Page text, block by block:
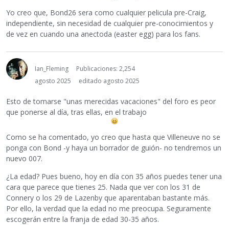
Yo creo que, Bond26 sera como cualquier pelicula pre-Craig,
independiente, sin necesidad de cualquier pre-conocimientos y
de vez en cuando una anectoda (easter egg) para los fans.
Ian_Fleming
Publicaciones: 2,254
agosto 2025
editado agosto 2025
Esto de tomarse "unas merecidas vacaciones" del foro es peor
que ponerse al día, tras ellas, en el trabajo
Como se ha comentado, yo creo que hasta que Villeneuve no se
ponga con Bond -y haya un borrador de guión- no tendremos un
nuevo 007.
¿La edad? Pues bueno, hoy en día con 35 años puedes tener una
cara que parece que tienes 25. Nada que ver con los 31 de
Connery o los 29 de Lazenby que aparentaban bastante más.
Por ello, la verdad que la edad no me preocupa. Seguramente
escogerán entre la franja de edad 30-35 años.